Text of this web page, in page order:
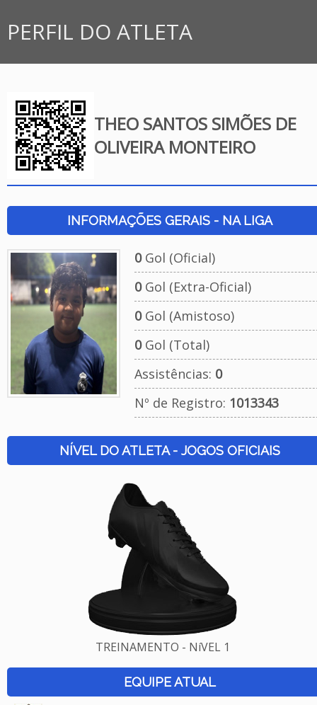
PERFIL DO ATLETA
THEO SANTOS SIMÕES DE
OLIVEIRA MONTEIRO
INFORMAÇÕES GERAIS - NA LIGA
0Gol (Oficial)
0Gol (Extra-Oficial)
0Gol (Amistoso)
0Gol (Total)
Assistências: 0
Nº de Registro: 1013343
NÍVEL DO ATLETA - JOGOS OFICIAIS
TREINAMENTO - NíVEL 1
EQUIPE ATUAL